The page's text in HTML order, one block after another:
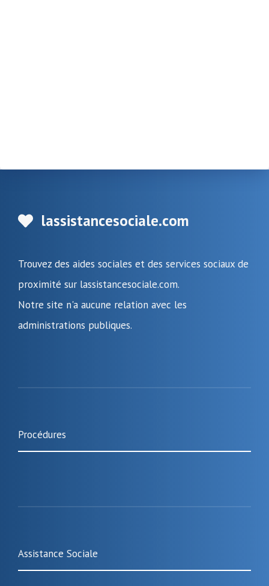
lassistancesociale.com
Trouvez des aides sociales et des services sociaux de
proximité sur lassistancesociale.com.
Notre site n'a aucune relation avec les
administrations publiques.
Procédures
Assistance Sociale